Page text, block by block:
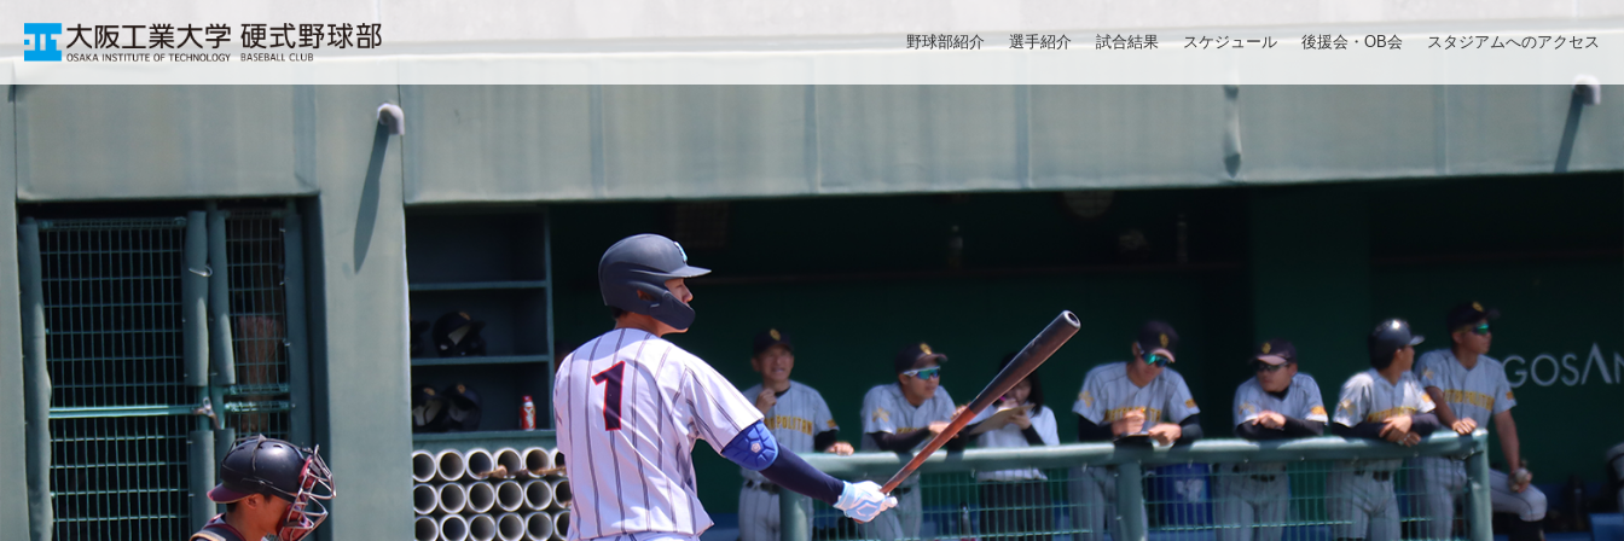
野球部紹介 選手紹介 試合結果 スケジュール 後援会・OB会 スタジアムへのアクセス